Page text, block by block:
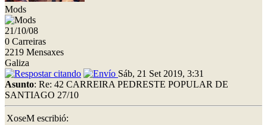
Mods
21/10/08
0 Carreiras
2219 Mensaxes
Galiza
Sáb, 21 Set 2019, 3:31
Asunto: Re: 42 CARREIRA PEDRESTE POPULAR DE
SANTIAGO 27/10
XoseM escribió: